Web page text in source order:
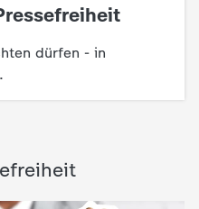
dürfen - in